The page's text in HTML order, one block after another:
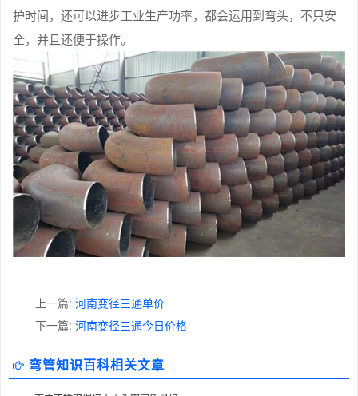
护时间，还可以进步工业生产功率，都会运用到弯头，不只安
全，并且还便于操作。
上一篇: 河南变径三通单价
下一篇: 河南变径三通今日价格
弯管知识百科相关文章